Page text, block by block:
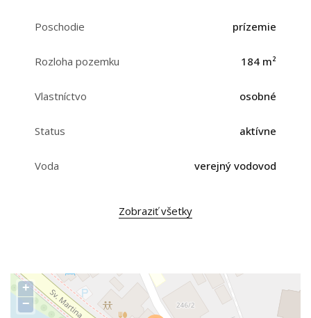
Poschodie prízemie
Rozloha pozemku 184 m²
Vlastníctvo osobné
Status aktívne
Voda verejný vodovod
Zobraziť všetky
+
−